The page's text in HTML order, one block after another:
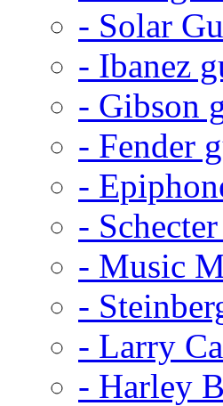
- Solar
- Ibanez
- Gibson
- Fender
-
-
- Music
-
- Larry
- Harley